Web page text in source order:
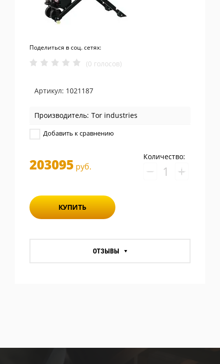
Поделиться в соц. сетях:
(0 голосов)
Артикул: 1021187
Производитель: Tor industries
Добавить к сравнению
203095 руб.
Количество:
− +
КУПИТЬ
ОТЗЫВЫ